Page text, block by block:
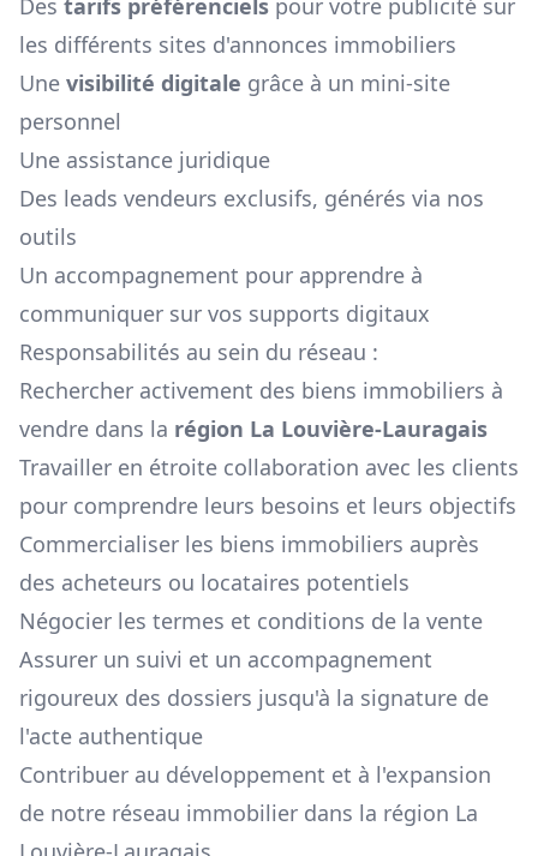
Des tarifs préférenciels pour votre publicité sur
les différents sites d'annonces immobiliers
Une visibilité digitale grâce à un mini-site
personnel
Une assistance juridique
Des leads vendeurs exclusifs, générés via nos
outils
Un accompagnement pour apprendre à
communiquer sur vos supports digitaux
Responsabilités au sein du réseau :
Rechercher activement des biens immobiliers à
vendre dans la région La Louvière-Lauragais
Travailler en étroite collaboration avec les clients
pour comprendre leurs besoins et leurs objectifs
Commercialiser les biens immobiliers auprès
des acheteurs ou locataires potentiels
Négocier les termes et conditions de la vente
Assurer un suivi et un accompagnement
rigoureux des dossiers jusqu'à la signature de
l'acte authentique
Contribuer au développement et à l'expansion
de notre réseau immobilier dans la région La